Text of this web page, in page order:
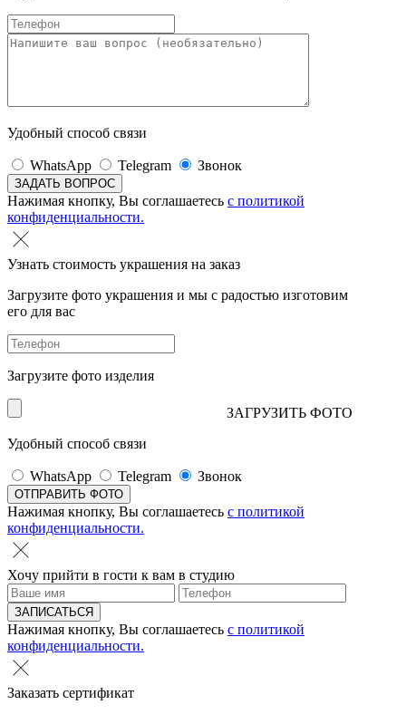
Удобный способ связи
WhatsApp Telegram Звонок
Нажимая кнопку, Вы соглашаетесь с политикой
конфиденциальности.
Узнать стоимость украшения на заказ
Загрузите фото украшения и мы с радостью изготовим
его для вас
Загрузите фото изделия
ЗАГРУЗИТЬ ФОТО
Удобный способ связи
WhatsApp Telegram Звонок
Нажимая кнопку, Вы соглашаетесь с политикой
конфиденциальности.
Хочу прийти в гости к вам в студию
Нажимая кнопку, Вы соглашаетесь с политикой
конфиденциальности.
Заказать сертификат